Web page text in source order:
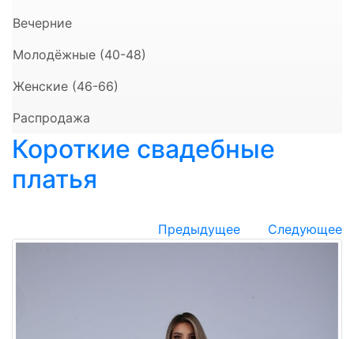
Вечерние
Молодёжные (40-48)
Женские (46-66)
Распродажа
Короткие свадебные
платья
Предыдущее Следующее